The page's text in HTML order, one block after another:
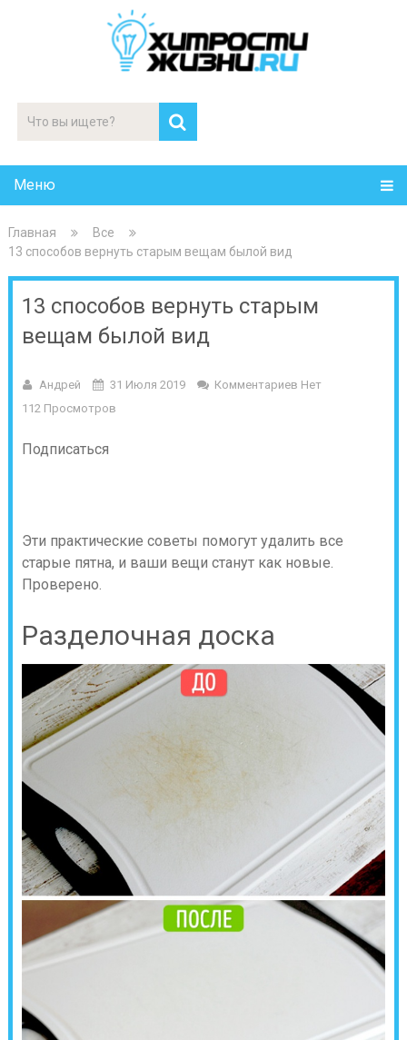
Меню
Главная
Все
13 способов вернуть старым вещам былой вид
13 способов вернуть старым
вещам былой вид
Андрей 31 Июля 2019
Комментариев Нет
112 Просмотров
Подписаться
Эти практические советы помогут удалить все
старые пятна, и ваши вещи станут как новые.
Проверено.
Разделочная доска